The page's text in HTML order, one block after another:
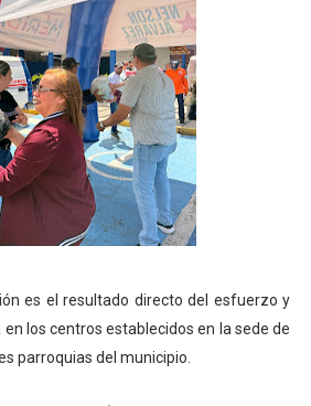
es el resultado directo del esfuerzo y
los centros establecidos en la sede de
parroquias del municipio.